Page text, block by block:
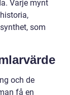
Varje mynt
som
och de
få en